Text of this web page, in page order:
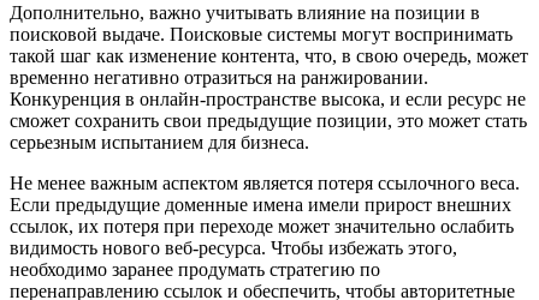
Дополнительно, важно учитывать влияние на позиции в
поисковой выдаче. Поисковые системы могут воспринимать
такой шаг как изменение контента, что, в свою очередь, может
временно негативно отразиться на ранжировании.
Конкуренция в онлайн-пространстве высока, и если ресурс не
сможет сохранить свои предыдущие позиции, это может стать
серьезным испытанием для бизнеса.
Не менее важным аспектом является потеря ссылочного веса.
Если предыдущие доменные имена имели прирост внешних
ссылок, их потеря при переходе может значительно ослабить
видимость нового веб-ресурса. Чтобы избежать этого,
необходимо заранее продумать стратегию по
перенаправлению ссылок и обеспечить, чтобы авторитетные